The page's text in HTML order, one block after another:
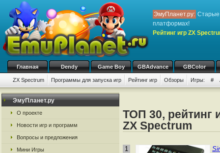
ЭмуПланет.ру: Старые
платформах!
Рейтинг игр ZX
Главная Dendy Game Boy GBAdvance GBColor
ZX Spectrum Программы для запуска игр Рейтинг игр Обзоры Игры: #
ЭмуПланет.ру
О проекте
Новости игр и программ
Вопросы и предложения
Мини Игры
ТОП 30, рейтинг
ZX Spectrum
1